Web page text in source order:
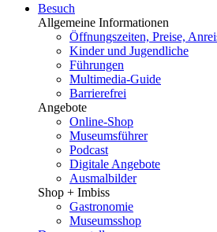
Besuch
Allgemeine Informationen
Öffnungszeiten, Preise,
Kinder und Jugendliche
Führungen
Multimedia-Guide
Barrierefrei
Angebote
Online-Shop
Museumsführer
Podcast
Digitale Angebote
Ausmalbilder
Shop + Imbiss
Gastronomie
Museumsshop